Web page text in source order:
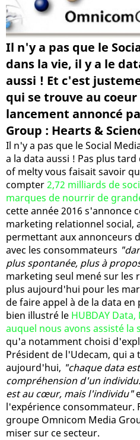
Il n'y a pas que le
dans la vie, il y a le
aussi ! Et c'est
qui se trouve au
lancement annoncé
Group : Hearts &
Il n'y a pas que le Social
a la data aussi ! Pas plus
of melty vous faisait savoir
compter2,72 milliards de
marques de nourrir de
cette année 2016 s'annonce
marketing relationnel social,
permettant aux annonceurs
avec les consommateurs
plus spontanée, plus à
marketing seul mené sur les
plus aujourd'hui pour les
de faire appel à de la data
bien illustré le HUBDAY
auquel nous avons assisté la
qu'a notamment choisi
Président de l'Udecam, qui a
aujourd'hui, "chaque data
compréhension d'un
est au cœur, mais l'individu"
l'expérience consommateur.
groupe Omnicom Media
miser sur ce secteur.